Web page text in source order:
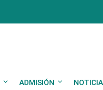
ADMISIÓN